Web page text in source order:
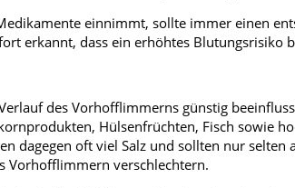
einnimmt, sollte immer einen
erkannt, dass ein erhöhtes Blutungsrisiko
des Vorhofflimmerns günstig
Hülsenfrüchten, Fisch sowie
dagegen oft viel Salz und sollten nur selten
Vorhofflimmern verschlechtern.